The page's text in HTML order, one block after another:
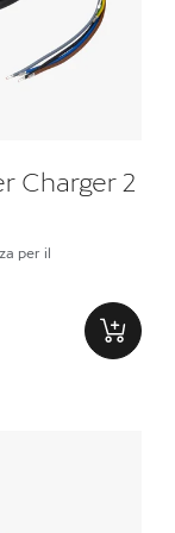
Charger 2
per il